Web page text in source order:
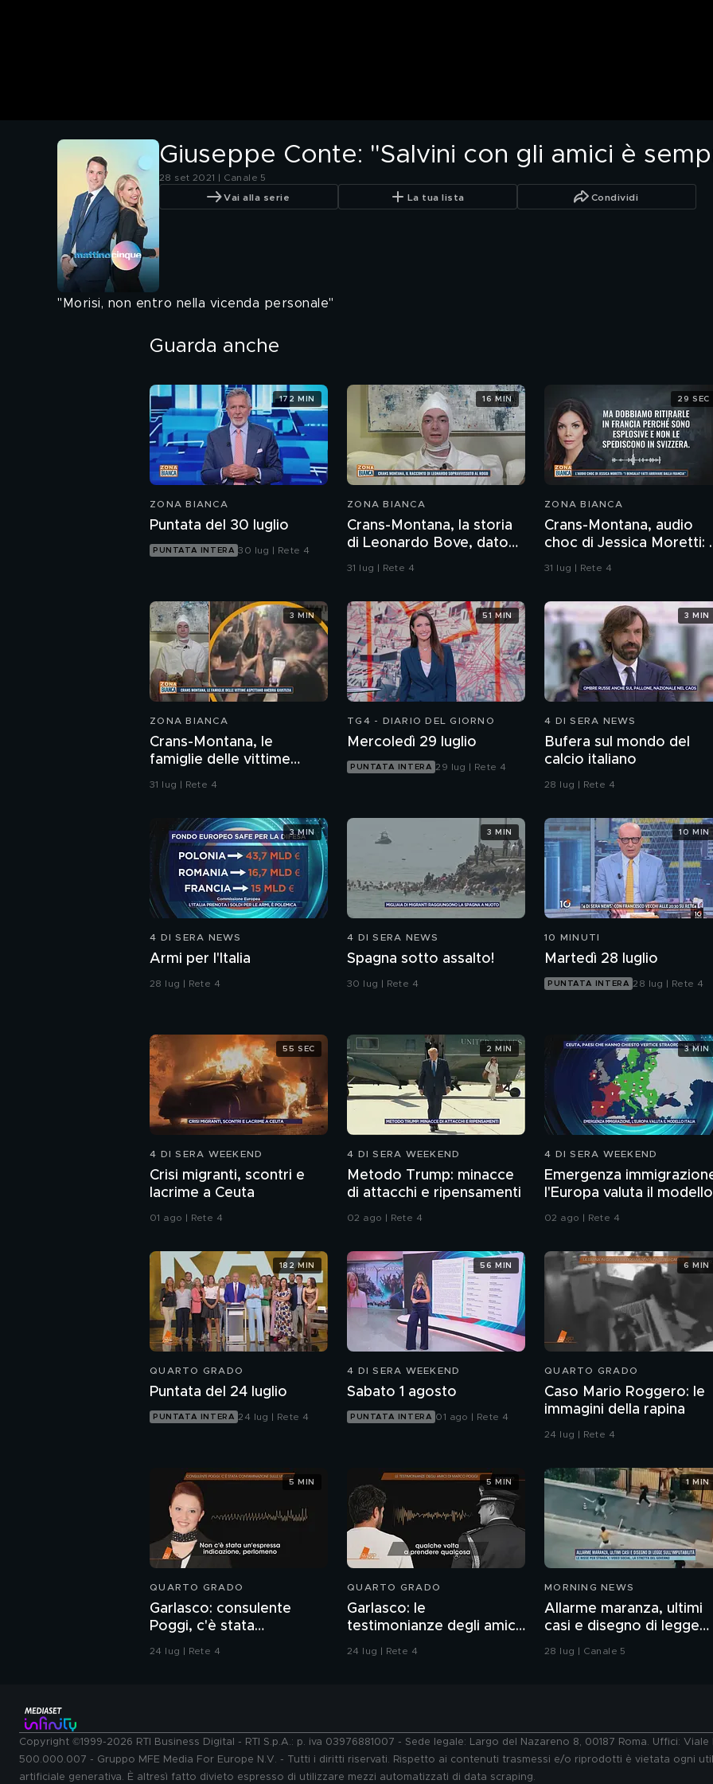
Giuseppe Conte: "Salvini con gli amici è
28 set 2021 | Canale 5
Vai alla serie La tua lista Condividi
"Morisi, non entro nella vicenda personale"
Guarda anche
ZONA BIANCA
Puntata del 30 luglio
PUNTATA INTERA 30 lug | Rete 4
172 MIN
ZONA BIANCA
Crans-Montana, la storia
di Leonardo Bove, dato
per disperso nel rogo
31 lug | Rete 4
16 MIN
ZONA BIANCA
Crans-Montana, audio
choc di Jessica Moretti:
bengala? Fatti arrivare
31 lug | Rete 4
29 SEC
ZONA BIANCA
Crans-Montana, le
famiglie delle vittime
aspettano ancora
31 lug | Rete 4
3 MIN
TG4 - DIARIO DEL GIORNO
Mercoledì 29 luglio
PUNTATA INTERA 29 lug | Rete 4
51 MIN
4 DI SERA NEWS
Bufera sul mondo del
calcio italiano
28 lug | Rete 4
3 MIN
4 DI SERA NEWS
Armi per l'Italia
28 lug | Rete 4
3 MIN
4 DI SERA NEWS
Spagna sotto assalto!
30 lug | Rete 4
3 MIN
10 MINUTI
Martedì 28 luglio
PUNTATA INTERA 28 lug | Rete 4
10 MIN
4 DI SERA WEEKEND
Crisi migranti, scontri e
lacrime a Ceuta
01 ago | Rete 4
55 SEC
4 DI SERA WEEKEND
Metodo Trump: minacce
di attacchi e ripensamenti
02 ago | Rete 4
2 MIN
4 DI SERA WEEKEND
Emergenza
l'Europa valuta il modello
02 ago | Rete 4
3 MIN
QUARTO GRADO
Puntata del 24 luglio
PUNTATA INTERA 24 lug | Rete 4
182 MIN
4 DI SERA WEEKEND
Sabato 1 agosto
PUNTATA INTERA 01 ago | Rete 4
56 MIN
QUARTO GRADO
Caso Mario Roggero: le
immagini della rapina
24 lug | Rete 4
6 MIN
QUARTO GRADO
Garlasco: consulente
Poggi, c'è stata
contaminazione sulle
24 lug | Rete 4
5 MIN
QUARTO GRADO
Garlasco: le
testimonianze degli amici
di Marco Poggi
24 lug | Rete 4
5 MIN
MORNING NEWS
Allarme maranza, ultimi
casi e disegno di legge
sull'imputabilità
28 lug | Canale 5
1 MIN
Copyright ©1999-2026 RTI Business Digital - RTI S.p.A.: p. iva 03976881007 - Sede legale: Largo del Nazareno 8, 00187 Roma. Uffici:
500.000.007 - Gruppo MFE Media For Europe N.V. - Tutti i diritti riservati. Rispetto ai contenuti trasmessi e/o riprodotti è vietata ogni
artificiale generativa. È altresì fatto divieto espresso di utilizzare mezzi automatizzati di data scraping.